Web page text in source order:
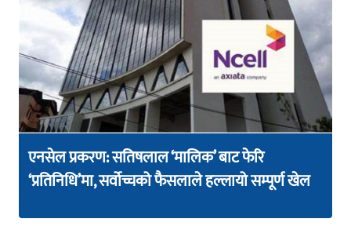
एनसेल प्रकरण: सतिषलाल ‘मालिक’ बाट फेरि
‘प्रतिनिधि’मा, सर्वोच्चको फैसलाले हल्लायो सम्पूर्ण खेल